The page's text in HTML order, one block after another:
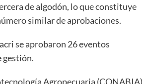
de algodón, lo que constituye
similar de aprobaciones.
se aprobaron 26 eventos
gestión.
Agropecuaria (CONABIA)